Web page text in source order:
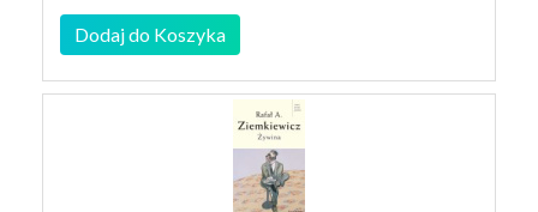
Dodaj do Koszyka